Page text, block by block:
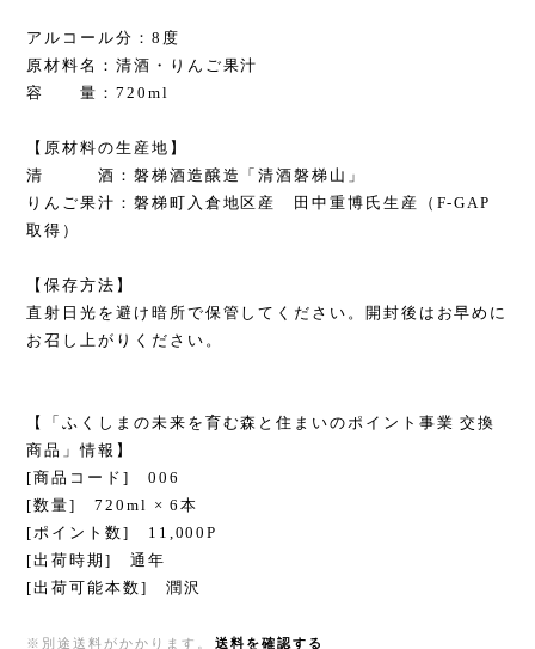
アルコール分：8度
原材料名：清酒・りんご果汁
容 量：720ml
【原材料の生産地】
清 酒：磐梯酒造醸造「清酒磐梯山」
りんご果汁：磐梯町入倉地区産 田中重博氏生産（F-GAP
取得）
【保存方法】
直射日光を避け暗所で保管してください。開封後はお早めに
お召し上がりください。
【「ふくしまの未来を育む森と住まいのポイント事業 交換
商品」情報】
[商品コード] 006
[数量] 720ml × 6本
[ポイント数] 11,000P
[出荷時期] 通年
[出荷可能本数] 潤沢
※別途送料がかかります。 送料を確認する